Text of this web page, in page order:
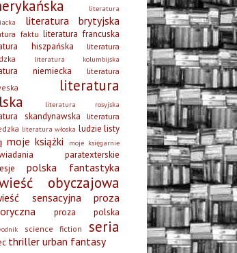
literatura
literatura brytyjska
faktu literatura francuska
hiszpańska
literatura
literatura kolumbijska
niemiecka
literatura
literatura
literatura rosyjska
skandynawska
literatura
literatura włoska ludzie listy
moje książki moje księgarnie
paratexterskie
polska fantastyka
obyczajowa
sensacyjna
proza
proza polska
science fiction seria
thriller urban fantasy